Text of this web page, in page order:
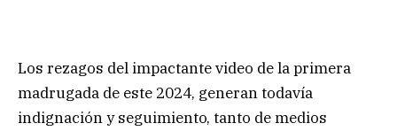
Los rezagos del impactante video de la primera
madrugada de este 2024, generan todavía
indignación y seguimiento, tanto de medios